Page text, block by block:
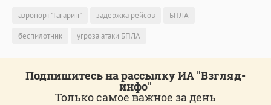
аэропорт "Гагарин" задержка рейсов
БПЛА
беспилотник
угроза атаки БПЛА
Подпишитесь на рассылку ИА "Взгляд-
инфо"
Только самое важное за день